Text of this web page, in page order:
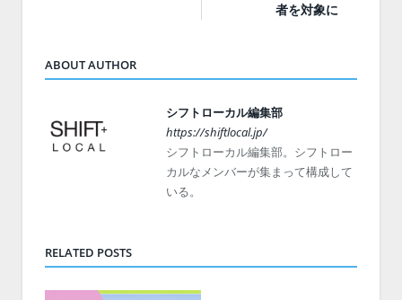
者を対象に
ABOUT AUTHOR
シフトローカル編集部
https://shiftlocal.jp/
シフトローカル編集部。シフトロー
カルなメンバーが集まって構成して
いる。
RELATED POSTS